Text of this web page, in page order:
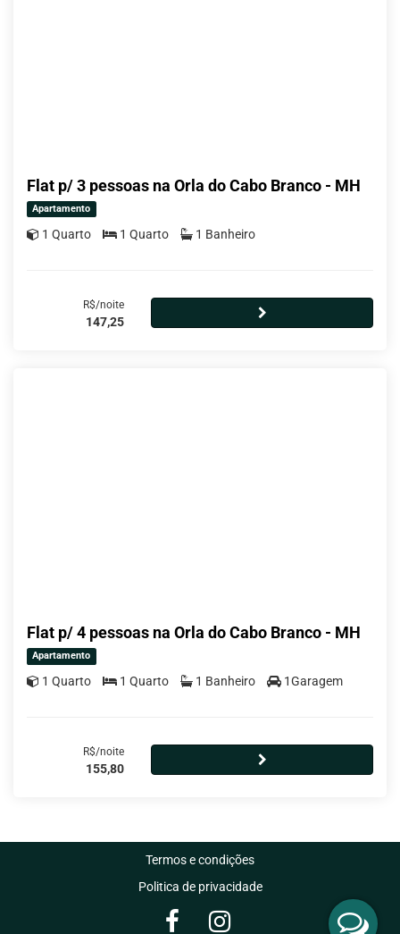
Flat p/ 3 pessoas na Orla do Cabo Branco - MH
Apartamento
1 Quarto 1 Quarto 1 Banheiro
R$/noite
147,25
Flat p/ 4 pessoas na Orla do Cabo Branco - MH
Apartamento
1 Quarto 1 Quarto 1 Banheiro 1Garagem
R$/noite
155,80
Termos e condições
Politica de privacidade